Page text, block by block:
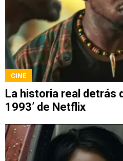
CINE
La historia real detrás
1993’ de Netflix